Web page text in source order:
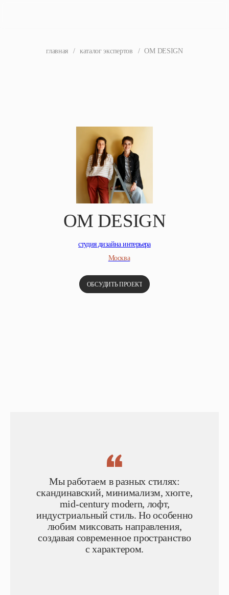
главная / каталог экспертов / OM DESIGN
OM DESIGN
студия дизайна интерьера
Москва
ОБСУДИТЬ ПРОЕКТ
Мы работаем в разных стилях:
скандинавский, минимализм, хюгге,
mid-century modern, лофт,
индустриальный стиль. Но особенно
любим миксовать направления,
создавая современное пространство
с характером.